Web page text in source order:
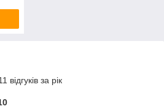
відгуків за рік